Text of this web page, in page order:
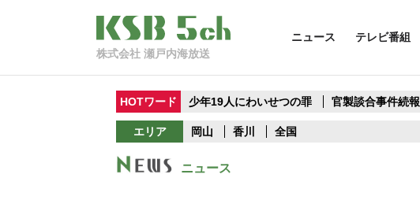
株式会社 瀬戸内海放送
ニュース テレビ番組
HOTワード 少年19人にわいせつの罪 官製談合事件続報
エリア 岡山 香川 全国
ニュース